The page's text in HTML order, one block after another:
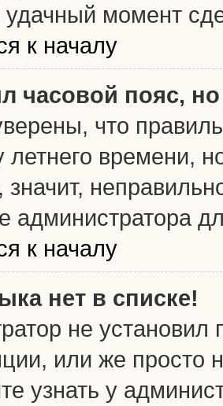
удачный момент
к началу
часовой пояс,
что
летнего времени,
значит,
администратора
к началу
нет в списке!
не установил
или же просто
узнать у